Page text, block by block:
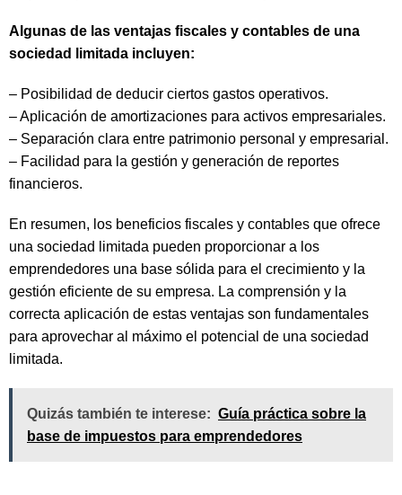
Algunas de las ventajas fiscales y contables de una
sociedad limitada incluyen:
– Posibilidad de deducir ciertos gastos operativos.
– Aplicación de amortizaciones para activos empresariales.
– Separación clara entre patrimonio personal y empresarial.
– Facilidad para la gestión y generación de reportes
financieros.
En resumen, los beneficios fiscales y contables que ofrece
una sociedad limitada pueden proporcionar a los
emprendedores una base sólida para el crecimiento y la
gestión eficiente de su empresa. La comprensión y la
correcta aplicación de estas ventajas son fundamentales
para aprovechar al máximo el potencial de una sociedad
limitada.
Quizás también te interese: Guía práctica sobre la
base de impuestos para emprendedores